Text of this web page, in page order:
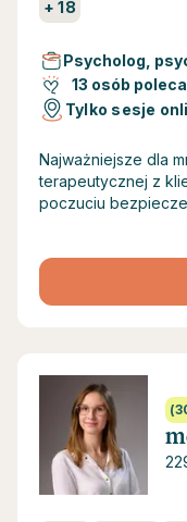
+18
Psycholog,
13 osób poleca
Tylko sesje
Najważniejsze dla
terapeutycznej z
poczuciu